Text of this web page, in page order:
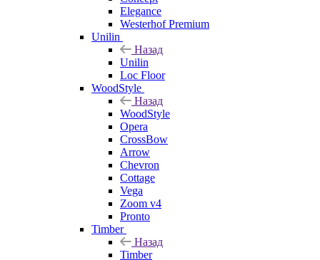
Elegance
Westerhof Premium
Unilin
Назад
Unilin
Loc Floor
WoodStyle
Назад
WoodStyle
Opera
CrossBow
Arrow
Chevron
Cottage
Vega
Zoom v4
Pronto
Timber
Назад
Timber